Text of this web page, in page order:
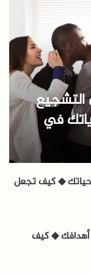
التشجيع
في
ستغير حياتك ◆ كيف تجعل
◆ كيف